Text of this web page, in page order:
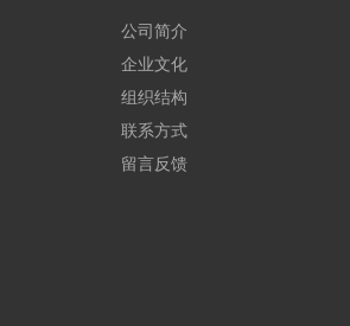
公司简介
企业文化
组织结构
联系方式
留言反馈